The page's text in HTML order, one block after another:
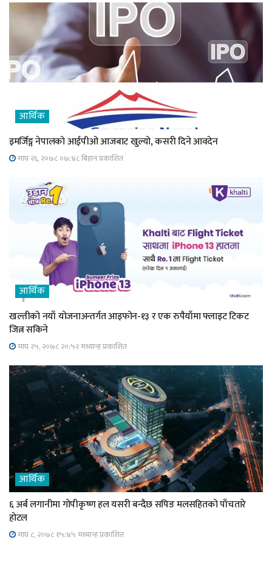
आर्थिक
इमर्जिङ्ग नेपालको आईपीओ आजबाट खुल्यो, कसरी दिने आवदेन
माघ २६, २०७८ ०७;४८ बिहान प्रकाशित
आर्थिक
खल्तीको नयाँ योजनाअन्तर्गत आइफोन-१३ र एक रुपैयाँमा फ्लाइट टिकट
जित्न सकिने
माघ २५, २०७८ २०;५२ मध्यान्ह प्रकाशित
आर्थिक
६ अर्ब लगानीमा गोपीकृष्ण हल यसरी बन्दैछ सपिङ मलसहितको पाँचतारे
होटल
माघ ८, २०७८ १५;४५ मध्यान्ह प्रकाशित